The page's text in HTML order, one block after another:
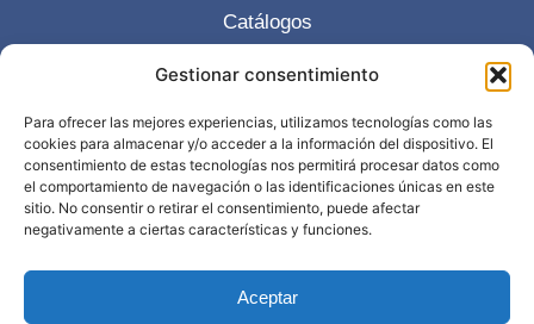
Gestionar consentimiento
Para ofrecer las mejores experiencias, utilizamos tecnologías como las
cookies para almacenar y/o acceder a la información del dispositivo. El
consentimiento de estas tecnologías nos permitirá procesar datos como
el comportamiento de navegación o las identificaciones únicas en este
sitio. No consentir o retirar el consentimiento, puede afectar
negativamente a ciertas características y funciones.
Aceptar
Catálogos
Servicios
Trabajos realizados
Contacto
968 898 297
info@edima.es
Política privacidad